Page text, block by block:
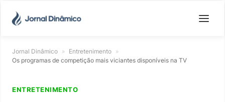
Jornal Dinâmico » Entretenimento »
Os programas de competição mais viciantes disponíveis na TV
ENTRETENIMENTO